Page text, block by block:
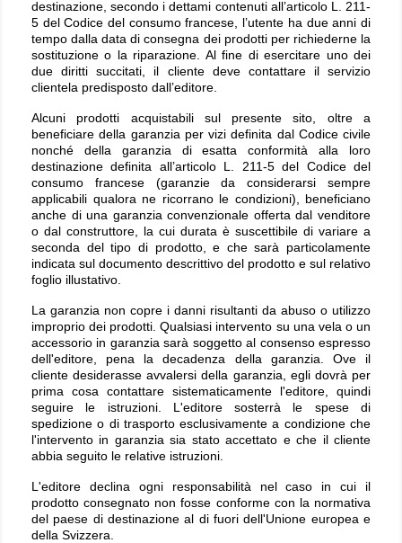
destinazione, secondo i dettami contenuti all’articolo L. 211-
5 del Codice del consumo francese, l’utente ha due anni di
tempo dalla data di consegna dei prodotti per richiederne la
sostituzione o la riparazione. Al fine di esercitare uno dei
due diritti succitati, il cliente deve contattare il servizio
clientela predisposto dall’editore.
Alcuni prodotti acquistabili sul presente sito, oltre a
beneficiare della garanzia per vizi definita dal Codice civile
nonché della garanzia di esatta conformità alla loro
destinazione definita all’articolo L. 211-5 del Codice del
consumo francese (garanzie da considerarsi sempre
applicabili qualora ne ricorrano le condizioni), beneficiano
anche di una garanzia convenzionale offerta dal venditore
o dal construttore, la cui durata è suscettibile di variare a
seconda del tipo di prodotto, e che sarà particolamente
indicata sul documento descrittivo del prodotto e sul relativo
foglio illustativo.
La garanzia non copre i danni risultanti da abuso o utilizzo
improprio dei prodotti. Qualsiasi intervento su una vela o un
accessorio in garanzia sarà soggetto al consenso espresso
dell'editore, pena la decadenza della garanzia. Ove il
cliente desiderasse avvalersi della garanzia, egli dovrà per
prima cosa contattare sistematicamente l'editore, quindi
seguire le istruzioni. L'editore sosterrà le spese di
spedizione o di trasporto esclusivamente a condizione che
l'intervento in garanzia sia stato accettato e che il cliente
abbia seguito le relative istruzioni.
L'editore declina ogni responsabilità nel caso in cui il
prodotto consegnato non fosse conforme con la normativa
del paese di destinazione al di fuori dell'Unione europea e
della Svizzera.